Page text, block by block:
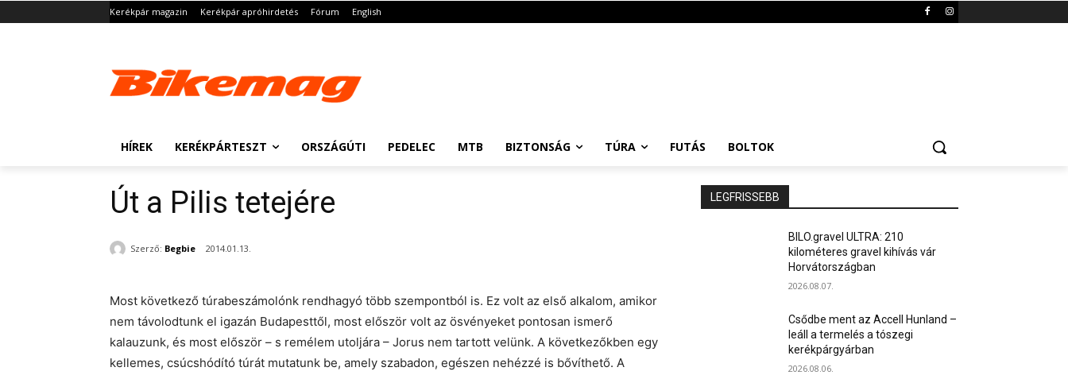
Kerékpár magazin Kerékpár apróhirdetés Fórum English
HÍREK KERÉKPÁRTESZT ORSZÁGÚTI PEDELEC MTB BIZTONSÁG TÚRA FUTÁS BOLTOK
Út a Pilis tetejére
Szerző: Begbie 2014.01.13.
Most következő túrabeszámolónk rendhagyó több szempontból is. Ez volt az első alkalom, amikor
nem távolodtunk el igazán Budapesttől, most először volt az ösvényeket pontosan ismerő
kalauzunk, és most először – s remélem utoljára – Jorus nem tartott velünk. A következőkben egy
kellemes, csúcshódító túrát mutatunk be, amely szabadon, egészen nehézzé is bővíthető. A
LEGFRISSEBB
BILO.gravel ULTRA: 210
kilométeres gravel kihívás vár
Horvátországban
2026.08.07.
Csődbe ment az Accell Hunland –
leáll a termelés a tószegi
kerékpárgyárban
2026.08.06.